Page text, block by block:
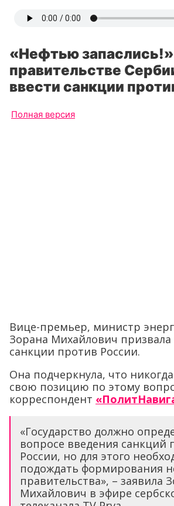
«Нефтью запаслись!»
правительстве
ввести санкции
Полная версия
Вице-премьер, министр
Зорана Михайлович призвала
санкции против России.
Она подчеркнула, что
свою позицию по этому
корреспондент
«Государство должно
вопросе введения санкций
России, но для этого
подождать формирования
правительства», – заявила
Михайлович в эфире